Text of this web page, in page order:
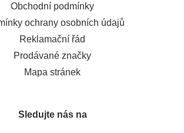
Obchodní podmínky
ochrany osobních údajů
Reklamační řád
Prodávané značky
Mapa stránek
Sledujte nás na